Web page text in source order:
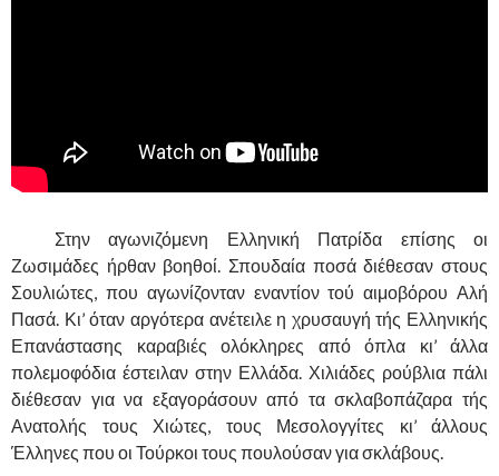
Στην αγωνιζόμενη Ελληνική Πατρίδα επίσης οι
Ζωσιμάδες ήρθαν βοηθοί. Σπουδαία ποσά διέθεσαν στους
Σουλιώτες, που αγωνίζονταν εναντίον τού αιμοβόρου Αλή
Πασά. Κι’ όταν αργότερα ανέτειλε η χρυσαυγή τής Ελληνικής
Επανάστασης καραβιές ολόκληρες από όπλα κι’ άλλα
πολεμοφόδια έστειλαν στην Ελλάδα. Χιλιάδες ρούβλια πάλι
διέθεσαν για να εξαγοράσουν από τα σκλαβοπάζαρα τής
Ανατολής τους Χιώτες, τους Μεσολογγίτες κι’ άλλους
Έλληνες που οι Τούρκοι τους πουλούσαν για σκλάβους.